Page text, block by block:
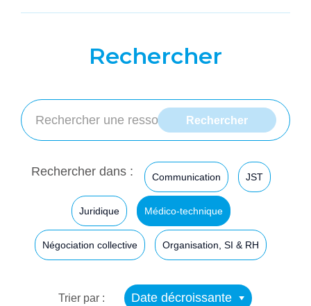
Rechercher
Rechercher dans : Communication JST
Juridique Médico-technique
Négociation collective Organisation, SI & RH
Trier par : Date décroissante